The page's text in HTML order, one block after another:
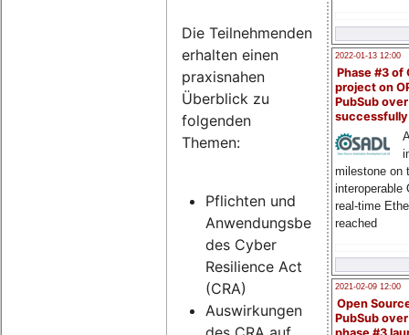
2022-01-13 12:00
Phase #3 of
project on
PubSub over
milestone on
interoperable
real-time
reached
2021-02-09 12:00
Open
PubSub
Die Teilnehmenden
erhalten einen
praxisnahen
Überblick zu
folgenden
Themen:
Pflichten und
Anwendungsbereich
des Cyber
Resilience Act
(CRA)
Auswirkungen